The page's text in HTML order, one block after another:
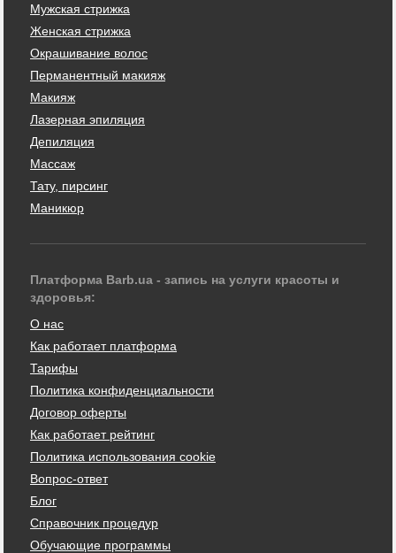
Мужская стрижка
Женская стрижка
Окрашивание волос
Перманентный макияж
Макияж
Лазерная эпиляция
Депиляция
Массаж
Тату, пирсинг
Маникюр
Платформа Barb.ua - запись на услуги красоты и
здоровья:
О нас
Как работает платформа
Тарифы
Политика конфиденциальности
Договор оферты
Как работает рейтинг
Политика использования cookie
Вопрос-ответ
Блог
Справочник процедур
Обучающие программы